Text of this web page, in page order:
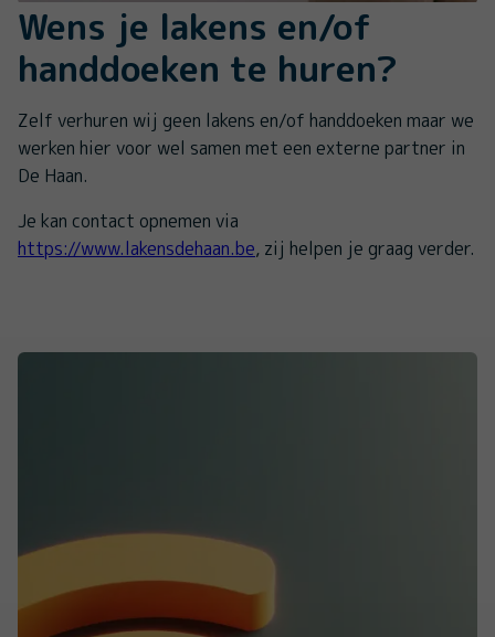
Wens je lakens en/of
handdoeken te huren?
Zelf verhuren wij geen lakens en/of handdoeken maar we
werken hier voor wel samen met een externe partner in
De Haan.
Je kan contact opnemen via
https://www.lakensdehaan.be, zij helpen je graag verder.